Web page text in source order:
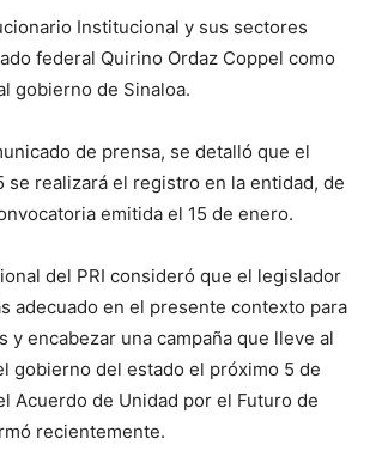
Institucional y sus sectores
federal Quirino Ordaz Coppel como
gobierno de Sinaloa.
de prensa, se detalló que el
se realizará el registro en la entidad, de
emitida el 15 de enero.
del PRI consideró que el legislador
adecuado en el presente contexto para
y encabezar una campaña que lleve al
gobierno del estado el próximo 5 de
Acuerdo de Unidad por el Futuro de
recientemente.